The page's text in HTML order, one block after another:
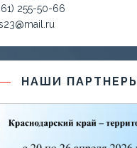
255-50-66
НАШИ ПАРТНЕРЫ